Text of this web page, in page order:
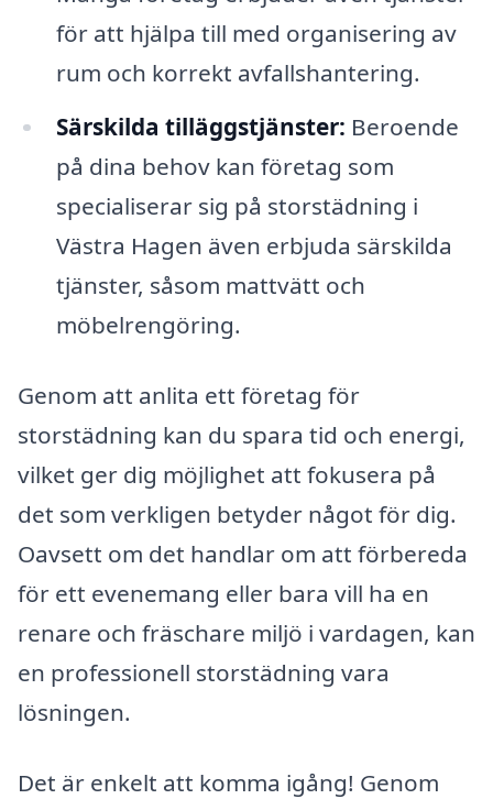
för att hjälpa till med organisering av
rum och korrekt avfallshantering.
Särskilda tilläggstjänster: Beroende
på dina behov kan företag som
specialiserar sig på storstädning i
Västra Hagen även erbjuda särskilda
tjänster, såsom mattvätt och
möbelrengöring.
Genom att anlita ett företag för
storstädning kan du spara tid och energi,
vilket ger dig möjlighet att fokusera på
det som verkligen betyder något för dig.
Oavsett om det handlar om att förbereda
för ett evenemang eller bara vill ha en
renare och fräschare miljö i vardagen, kan
en professionell storstädning vara
lösningen.
Det är enkelt att komma igång! Genom